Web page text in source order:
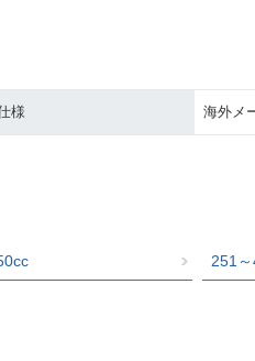
様 海外メ
251